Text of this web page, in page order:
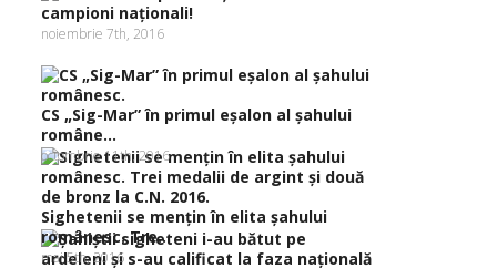
campioni naţionali!
noiembrie 7th, 2016
CS „Sig-Mar” în primul eşalon al şahului
române...
octombrie 11th, 2016
Sighetenii se menţin în elita şahului
românesc. Tre...
mai 5th, 2016